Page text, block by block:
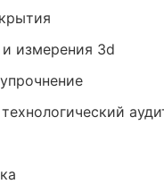
и измерения 3d